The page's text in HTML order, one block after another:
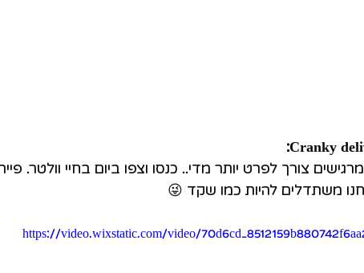
מרגישים צורך לפרט יותר מדי.. כנסו וצפו ביום בחיי וולטר.
משתדלים להיות כמו שקד 😜
https://video.wixstatic.com/video/